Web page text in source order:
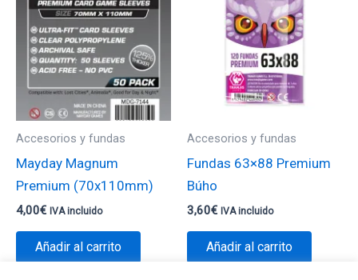
Accesorios y fundas
Mayday Magnum
Premium (70x110mm)
4,00€ IVA incluido
Añadir al carrito
Accesorios y fundas
Fundas 63×88 Premium
Búho
3,60€ IVA incluido
Añadir al carrito